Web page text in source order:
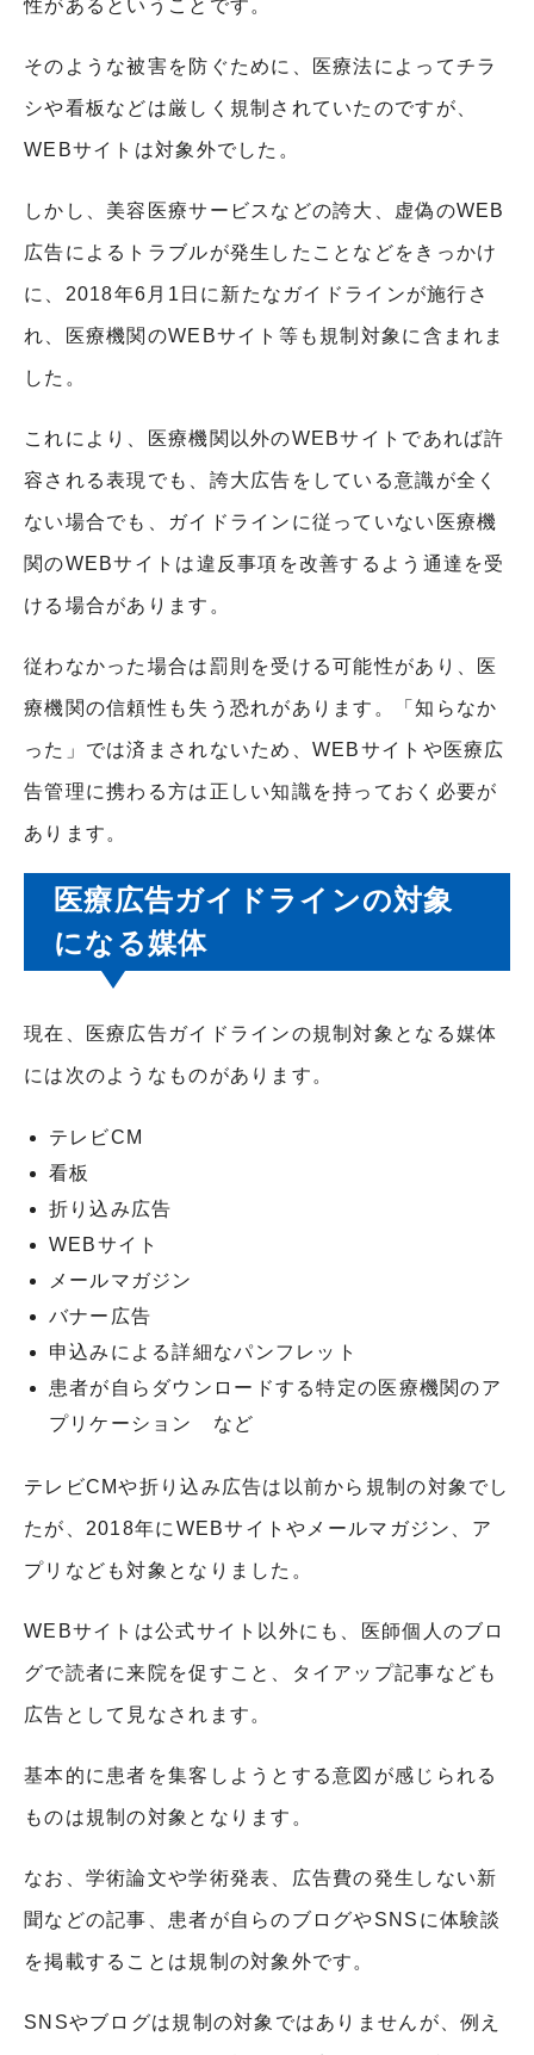
性があるということです。
そのような被害を防ぐために、医療法によってチラ
シや看板などは厳しく規制されていたのですが、
WEBサイトは対象外でした。
しかし、美容医療サービスなどの誇大、虚偽のWEB
広告によるトラブルが発生したことなどをきっかけ
に、 2018年6 月 1 日に新たなガイドラインが施行さ
れ、医療機関のWEBサイト等も規制対象に含まれま
した。
これにより、医療機関以外のWEBサイトであれば許
容される表現でも、誇大広告をしている意識が全く
ない場合でも、ガイドラインに従っていない医療機
関のWEBサイトは違反事項を改善するよう通達を受
ける場合があります。
従わなかった場合は罰則を受ける可能性があり、医
療機関の信頼性も失う恐れがあります。「知らなか
った」では済まされないため、 WEBサイトや医療広
告管理に携わる方は正しい知識を持っておく必要が
あります。
医療広告ガイドラインの対象
になる媒体
現在、医療広告ガイドラインの規制対象となる媒体
には次のようなものがあります。
テレビCM
看板
折り込み広告
WEBサイト
メールマガジン
バナー広告
申込みによる詳細なパンフレット
患者が自らダウンロードする特定の医療機関のア
プリケーション など
テレビCMや折り込み広告は以前から規制の対象でし
たが、 2018年に WEBサイトやメールマガジン、ア
プリなども対象となりました。
WEBサイトは公式サイト以外にも、医師個人のブロ
グで読者に来院を促すこと、タイアップ記事なども
広告として見なされます。
基本的に患者を集客しようとする意図が感じられる
ものは規制の対象となります。
なお、学術論文や学術発表、広告費の発生しない新
聞などの記事、患者が自らのブログやSNS に体験談
を掲載することは規制の対象外です。
SNSやブログは規制の対象ではありませんが、例え